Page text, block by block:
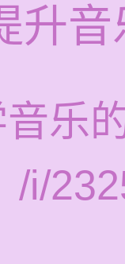
升
音乐
/i/